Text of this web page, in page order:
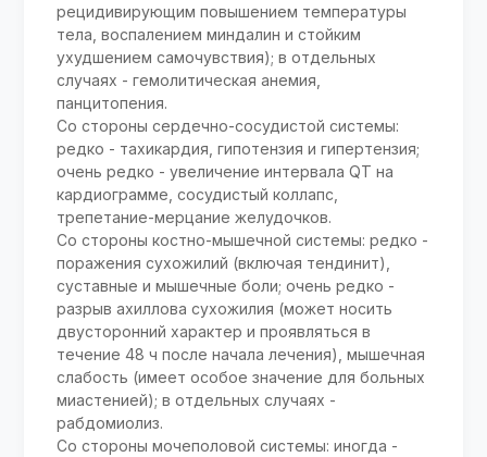
рецидивирующим повышением температуры
тела, воспалением миндалин и стойким
ухудшением самочувствия); в отдельных
случаях - гемолитическая анемия,
панцитопения.
Со стороны сердечно-сосудистой системы:
редко - тахикардия, гипотензия и гипертензия;
очень редко - увеличение интервала QТ на
кардиограмме, сосудистый коллапс,
трепетание-мерцание желудочков.
Со стороны костно-мышечной системы: редко -
поражения сухожилий (включая тендинит),
суставные и мышечные боли; очень редко -
разрыв ахиллова сухожилия (может носить
двусторонний характер и проявляться в
течение 48 ч после начала лечения), мышечная
слабость (имеет особое значение для больных
миастенией); в отдельных случаях -
рабдомиолиз.
Со стороны мочеполовой системы: иногда -